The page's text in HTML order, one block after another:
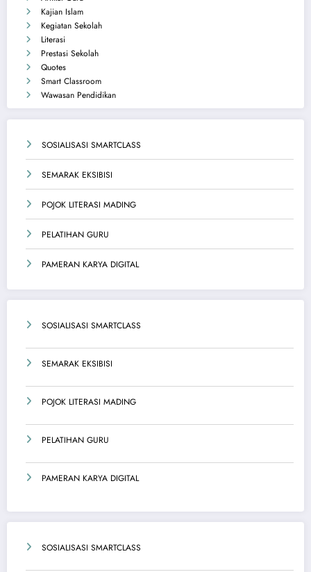
Kajian Islam
Kegiatan Sekolah
Literasi
Prestasi Sekolah
Quotes
Smart Classroom
Wawasan Pendidikan
SOSIALISASI SMARTCLASS
SEMARAK EKSIBISI
POJOK LITERASI MADING
PELATIHAN GURU
PAMERAN KARYA DIGITAL
SOSIALISASI SMARTCLASS
SEMARAK EKSIBISI
POJOK LITERASI MADING
PELATIHAN GURU
PAMERAN KARYA DIGITAL
SOSIALISASI SMARTCLASS